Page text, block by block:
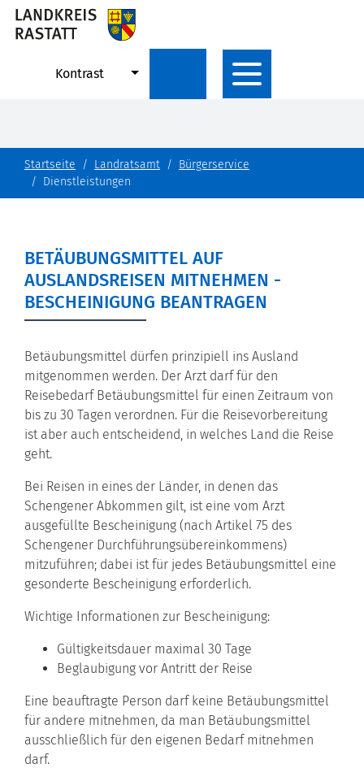
Kontrast
Startseite Landratsamt
Bürgerservice
Dienstleistungen
BETÄUBUNGSMITTEL AUF
AUSLANDSREISEN MITNEHMEN -
BESCHEINIGUNG BEANTRAGEN
Betäubungsmittel dürfen prinzipiell ins Ausland
mitgenommen werden. Der Arzt darf für den
Reisebedarf Betäubungsmittel für einen Zeitraum von
bis zu 30 Tagen verordnen. Für die Reisevorbereitung
ist aber auch entscheidend, in welches Land die Reise
geht.
Bei Reisen in eines der Länder, in denen das
Schengener Abkommen gilt, ist eine vom Arzt
ausgefüllte Bescheinigung (nach Artikel 75 des
Schengener Durchführungsübereinkommens)
mitzuführen; dabei ist für jedes Betäubungsmittel eine
gesonderte Bescheinigung erforderlich.
Wichtige Informationen zur Bescheinigung:
Gültigkeitsdauer maximal 30 Tage
Beglaubigung vor Antritt der Reise
Eine beauftragte Person darf keine Betäubungsmittel
für andere mitnehmen, da man Betäubungsmittel
ausschließlich für den eigenen Bedarf mitnehmen
darf.